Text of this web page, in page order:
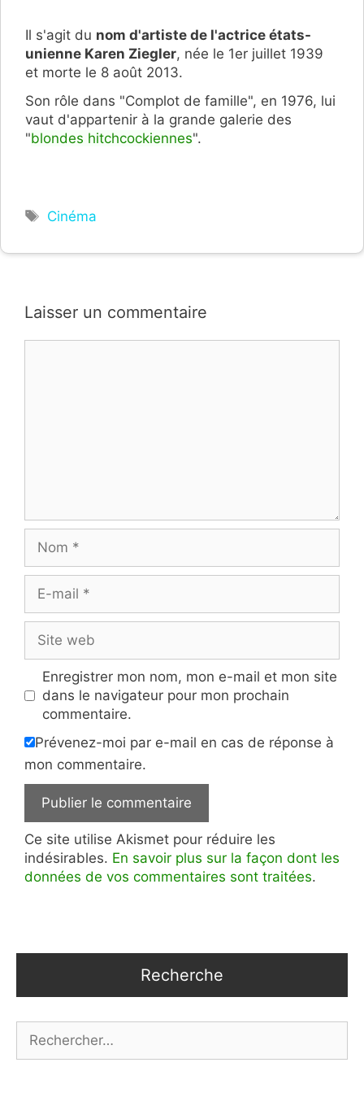
Il s'agit du nom d'artiste de l'actrice états-
unienne Karen Ziegler, née le 1er juillet 1939
et morte le 8 août 2013.
Son rôle dans "Complot de famille", en 1976, lui
vaut d'appartenir à la grande galerie des
"blondes hitchcockiennes".
Étiquettes
Cinéma
Laisser un commentaire
mail
web
Enregistrer mon nom, mon e-mail et mon site
dans le navigateur pour mon prochain
commentaire.
Prévenez-moi par e-mail en cas de réponse à
mon commentaire.
Ce site utilise Akismet pour réduire les
indésirables. En savoir plus sur la façon dont les
données de vos commentaires sont traitées.
Recherche